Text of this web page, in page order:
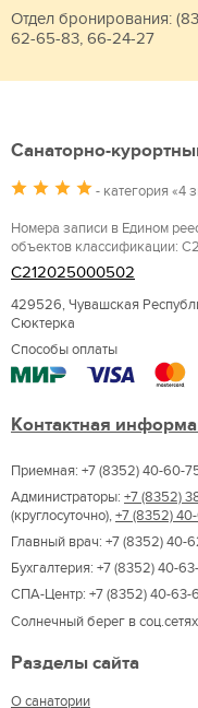
Отдел бронирования:
62-65-83, 66-24-27
Санаторно-
- категория «4
Номера записи в Едином
объектов классификации:
С212025000502
429526, Чувашская
Сюктерка
Способы оплаты
Контактная
Приемная: +7 (8352) 40-60-
Администраторы: +7 (8352)
(круглосуточно),+7 (8352)
Главный врач: +7 (8352) 40-
Бухгалтерия: +7 (8352) 40-
СПА-Центр: +7 (8352) 40-63-
Солнечный берег в
Разделы сайта
О санатории